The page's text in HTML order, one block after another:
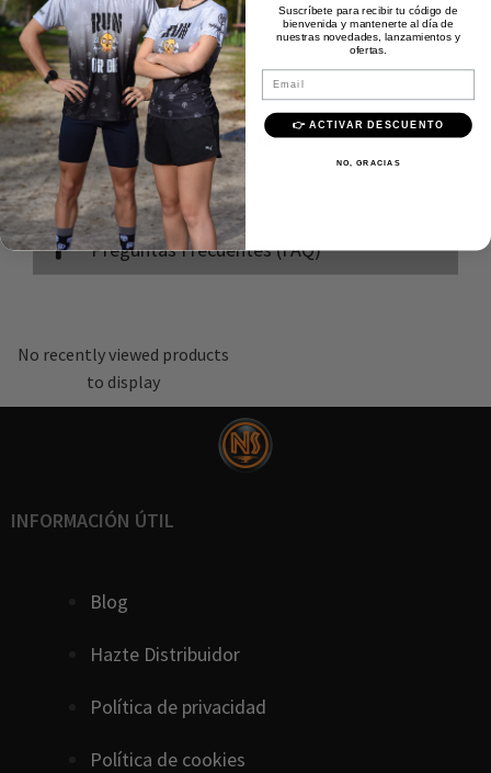
Descripción
Composición
Instrucciones de lavado
Envíos
Preguntas Frecuentes (FAQ)
No recently viewed products
to display
INFORMACIÓN ÚTIL
Blog
Hazte Distribuidor
Política de privacidad
Política de cookies
Suscríbete para recibir tu código de
bienvenida y mantenerte al día de
nuestras novedades, lanzamientos y
ofertas.
Email
👉 ACTIVAR DESCUENTO
NO, GRACIAS